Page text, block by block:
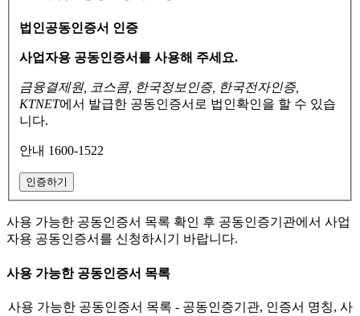
법인공동인증서 인증
사업자용 공동인증서를 사용해 주세요.
금융결제원, 코스콤, 한국정보인증, 한국전자인증,
KTNET에서 발급한 공동인증서로 법인확인을 할 수 있습
니다.
안내 1600-1522
인증하기
사용 가능한 공동인증서 목록 확인 후 공동인증기관에서 사업
자용 공동인증서를 신청하시기 바랍니다.
사용 가능한 공동인증서 목록
사용 가능한 공동인증서 목록 - 공동인증기관, 인증서 명칭, 사